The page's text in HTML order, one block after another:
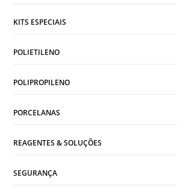
KITS ESPECIAIS
POLIETILENO
POLIPROPILENO
PORCELANAS
REAGENTES & SOLUÇÕES
SEGURANÇA